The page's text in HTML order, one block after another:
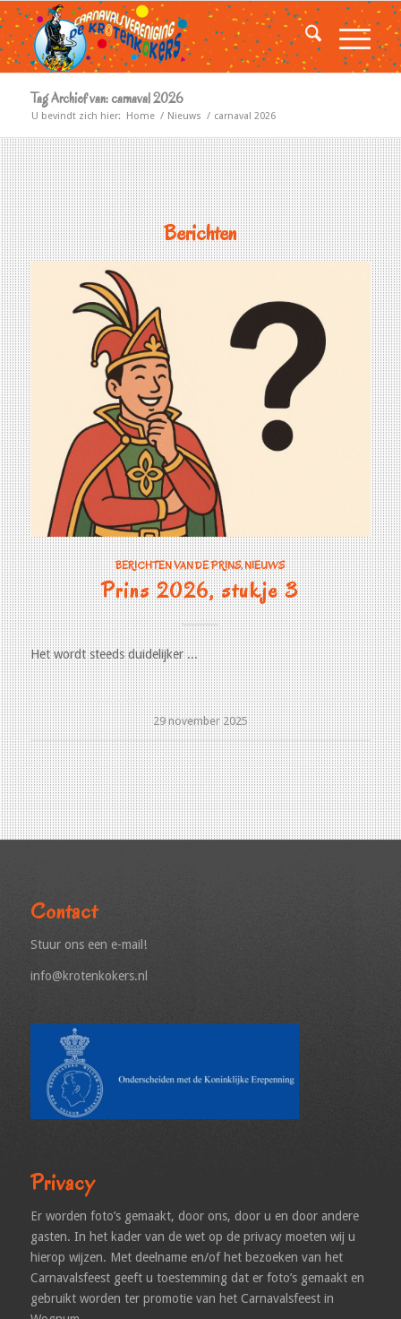
Tag Archief van: carnaval 2026
U bevindt zich hier: Home / Nieuws / carnaval 2026
Berichten
BERICHTEN VAN DE PRINS,NIEUWS
Prins 2026, stukje 3
Het wordt steeds duidelijker ...
29 november 2025
Contact
Stuur ons een e-mail!
info@krotenkokers.nl
Privacy
Er worden foto’s gemaakt, door ons, door u en door andere
gasten. In het kader van de wet op de privacy moeten wij u
hierop wijzen. Met deelname en/of het bezoeken van het
Carnavalsfeest geeft u toestemming dat er foto’s gemaakt en
gebruikt worden ter promotie van het Carnavalsfeest in